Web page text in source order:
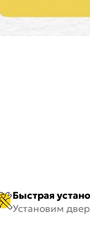
Быстрая
Установим